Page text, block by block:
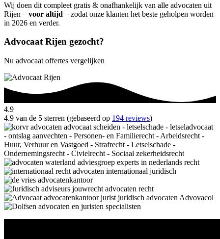
Wij doen dit compleet gratis & onafhankelijk van alle advocaten uit
Rijen – voor altijd – zodat onze klanten het beste geholpen worden
in 2026 en verder.
Advocaat Rijen gezocht?
Nu advocaat offertes vergelijken
4.9
4.9 van de 5 sterren (gebaseerd op 194 reviews)